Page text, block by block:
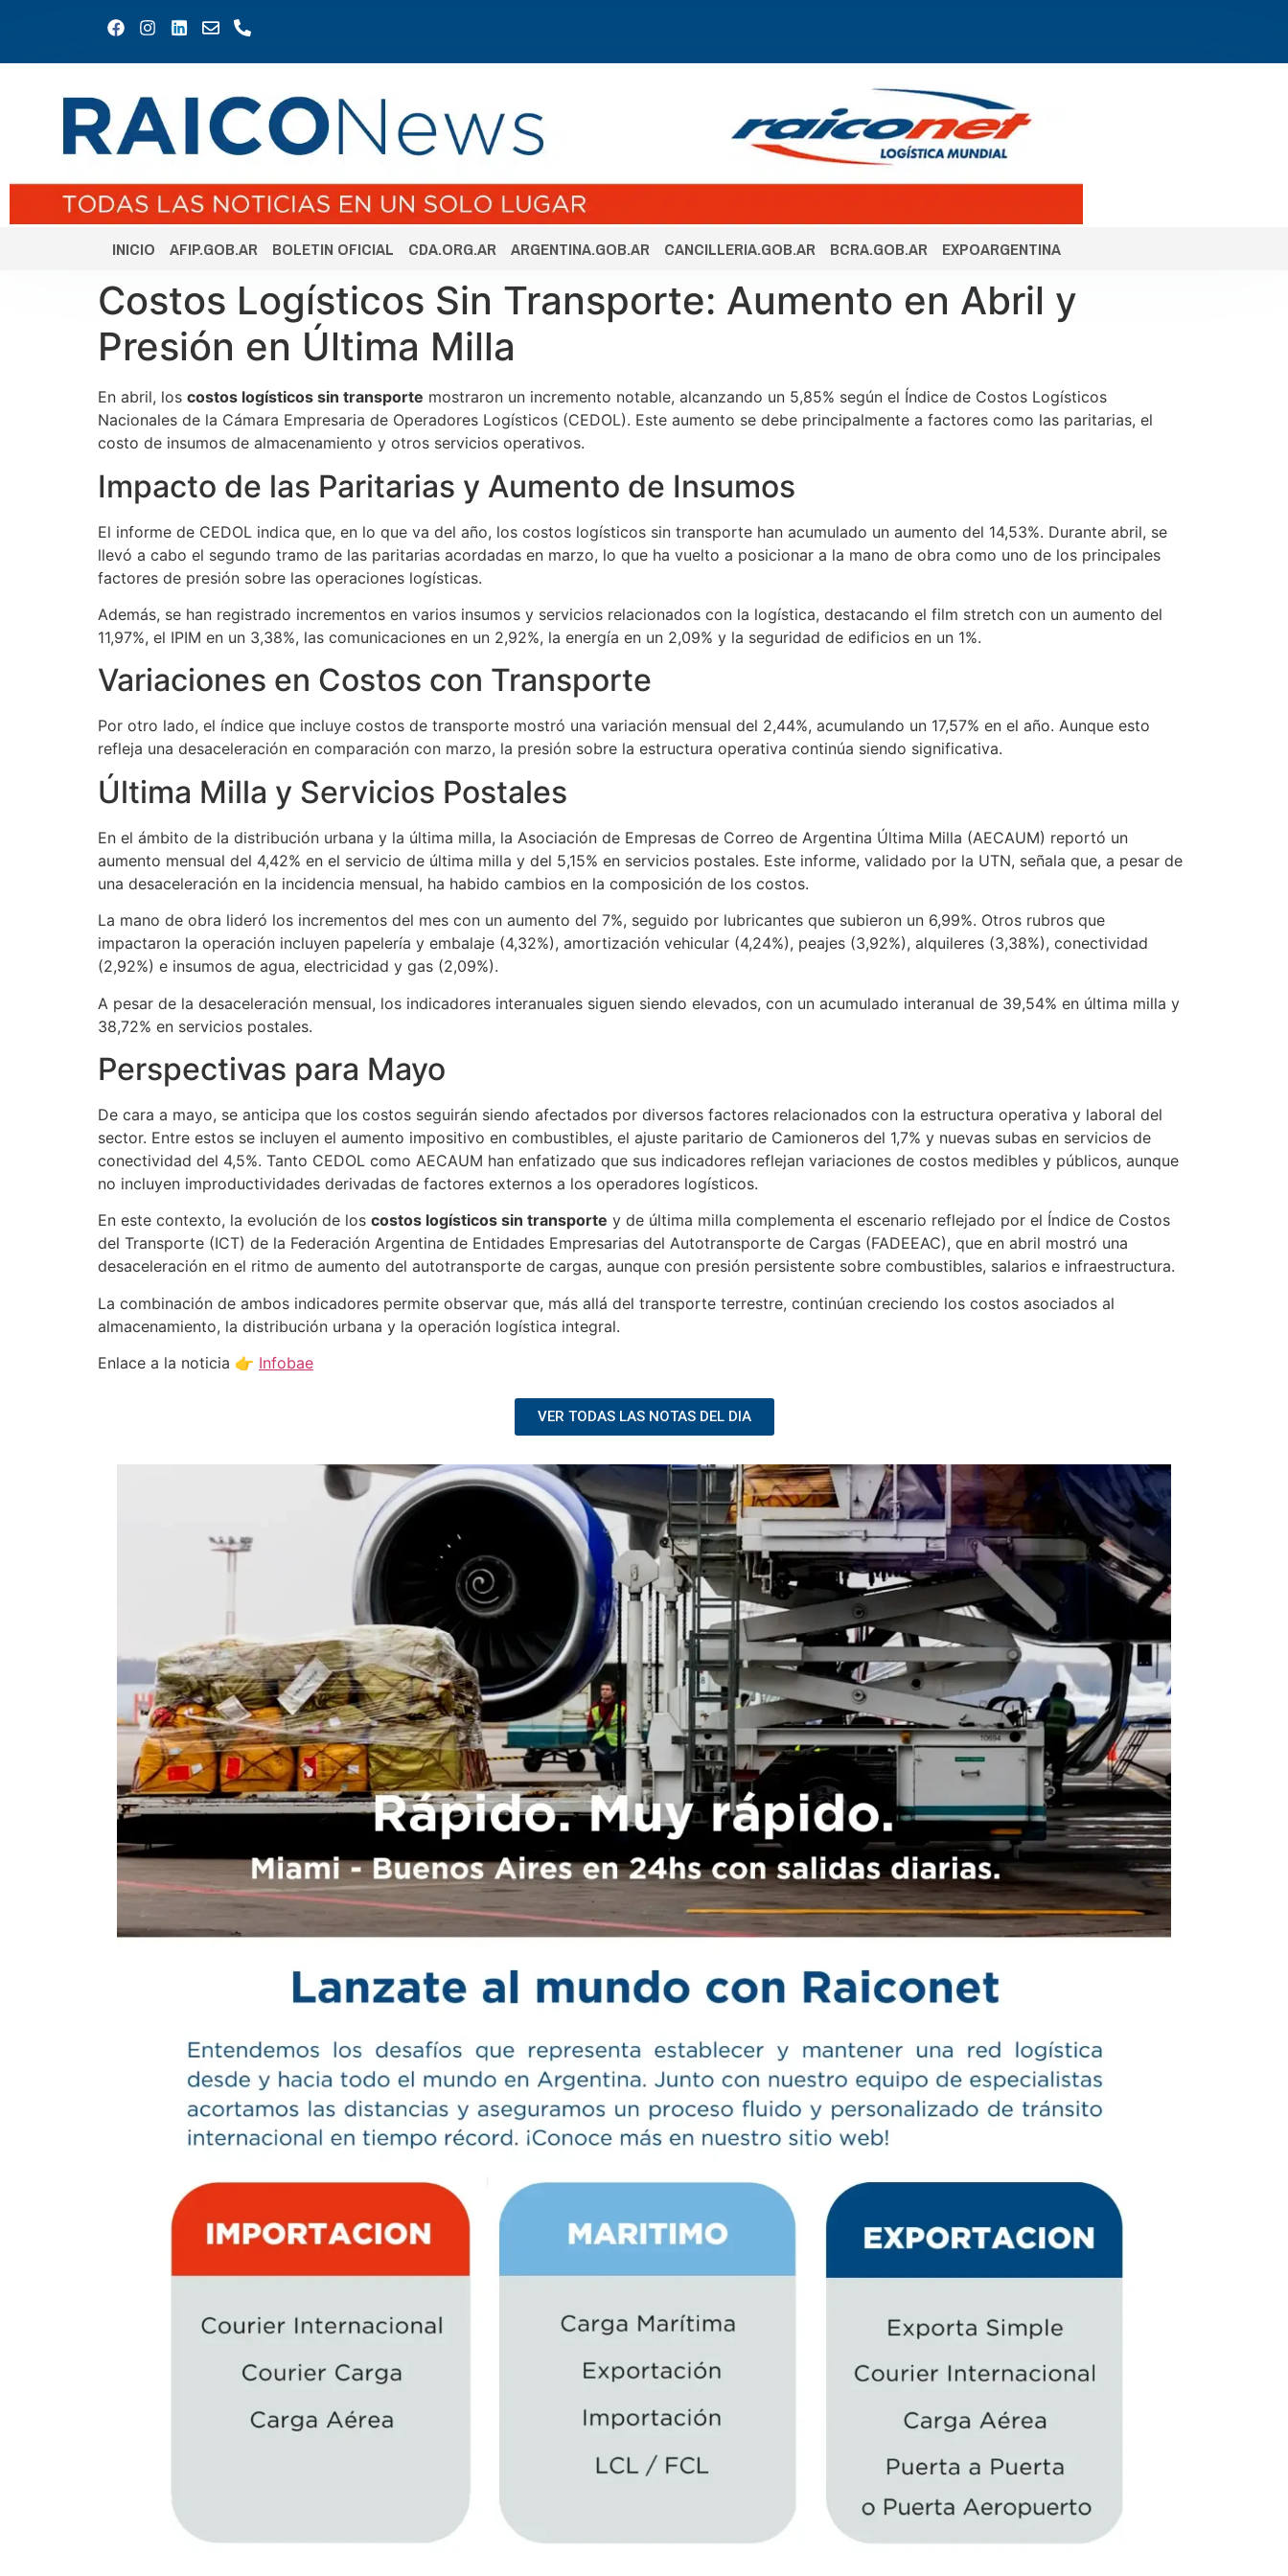
INICIO AFIP.GOB.AR BOLETIN OFICIAL CDA.ORG.AR ARGENTINA.GOB.AR CANCILLERIA.GOB.AR BCRA.GOB.AR EXPOARGENTINA
Costos Logísticos Sin Transporte: Aumento en Abril y
Presión en Última Milla
En abril, los costos logísticos sin transporte mostraron un incremento notable, alcanzando un 5,85% según el Índice de Costos Logísticos
Nacionales de la Cámara Empresaria de Operadores Logísticos (CEDOL). Este aumento se debe principalmente a factores como las paritarias, el
costo de insumos de almacenamiento y otros servicios operativos.
Impacto de las Paritarias y Aumento de Insumos
El informe de CEDOL indica que, en lo que va del año, los costos logísticos sin transporte han acumulado un aumento del 14,53%. Durante abril, se
llevó a cabo el segundo tramo de las paritarias acordadas en marzo, lo que ha vuelto a posicionar a la mano de obra como uno de los principales
factores de presión sobre las operaciones logísticas.
Además, se han registrado incrementos en varios insumos y servicios relacionados con la logística, destacando el film stretch con un aumento del
11,97%, el IPIM en un 3,38%, las comunicaciones en un 2,92%, la energía en un 2,09% y la seguridad de edificios en un 1%.
Variaciones en Costos con Transporte
Por otro lado, el índice que incluye costos de transporte mostró una variación mensual del 2,44%, acumulando un 17,57% en el año. Aunque esto
refleja una desaceleración en comparación con marzo, la presión sobre la estructura operativa continúa siendo significativa.
Última Milla y Servicios Postales
En el ámbito de la distribución urbana y la última milla, la Asociación de Empresas de Correo de Argentina Última Milla (AECAUM) reportó un
aumento mensual del 4,42% en el servicio de última milla y del 5,15% en servicios postales. Este informe, validado por la UTN, señala que, a pesar de
una desaceleración en la incidencia mensual, ha habido cambios en la composición de los costos.
La mano de obra lideró los incrementos del mes con un aumento del 7%, seguido por lubricantes que subieron un 6,99%. Otros rubros que
impactaron la operación incluyen papelería y embalaje (4,32%), amortización vehicular (4,24%), peajes (3,92%), alquileres (3,38%), conectividad
(2,92%) e insumos de agua, electricidad y gas (2,09%).
A pesar de la desaceleración mensual, los indicadores interanuales siguen siendo elevados, con un acumulado interanual de 39,54% en última milla y
38,72% en servicios postales.
Perspectivas para Mayo
De cara a mayo, se anticipa que los costos seguirán siendo afectados por diversos factores relacionados con la estructura operativa y laboral del
sector. Entre estos se incluyen el aumento impositivo en combustibles, el ajuste paritario de Camioneros del 1,7% y nuevas subas en servicios de
conectividad del 4,5%. Tanto CEDOL como AECAUM han enfatizado que sus indicadores reflejan variaciones de costos medibles y públicos, aunque
no incluyen improductividades derivadas de factores externos a los operadores logísticos.
En este contexto, la evolución de los costos logísticos sin transporte y de última milla complementa el escenario reflejado por el Índice de Costos
del Transporte (ICT) de la Federación Argentina de Entidades Empresarias del Autotransporte de Cargas (FADEEAC), que en abril mostró una
desaceleración en el ritmo de aumento del autotransporte de cargas, aunque con presión persistente sobre combustibles, salarios e infraestructura.
La combinación de ambos indicadores permite observar que, más allá del transporte terrestre, continúan creciendo los costos asociados al
almacenamiento, la distribución urbana y la operación logística integral.
Enlace a la noticia 👉 Infobae
VER TODAS LAS NOTAS DEL DIA